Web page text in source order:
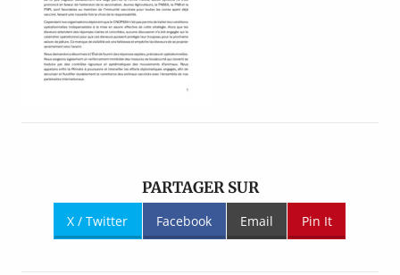
PARTAGER SUR
X / Twitter Facebook Email Pin It